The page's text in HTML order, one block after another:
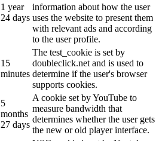
1 year
24 days
information about how the user
uses the website to present them
with relevant ads and according
to the user profile.
15
minutes
The test_cookie is set by
doubleclick.net and is used to
determine if the user's browser
supports cookies.
5
months
27 days
A cookie set by YouTube to
measure bandwidth that
determines whether the user gets
the new or old player interface.